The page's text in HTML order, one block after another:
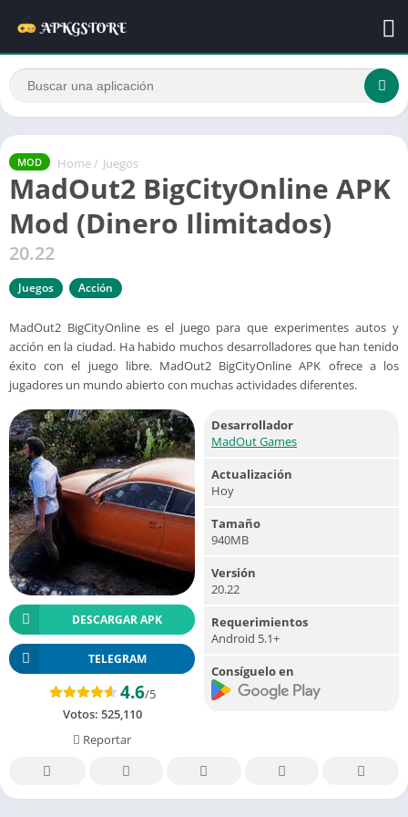
MOD Home / Juegos
MadOut2 BigCityOnline APK
Mod (Dinero Ilimitados)
20.22
Juegos Acción
MadOut2 BigCityOnline es el juego para que experimentes autos y
acción en la ciudad. Ha habido muchos desarrolladores que han tenido
éxito con el juego libre. MadOut2 BigCityOnline APK ofrece a los
jugadores un mundo abierto con muchas actividades diferentes.
DESCARGAR APK
TELEGRAM
4.6/5
Votos: 525,110
Reportar
Desarrollador
MadOut Games
Actualización
Hoy
Tamaño
940MB
Versión
20.22
Requerimientos
Android 5.1+
Consíguelo en